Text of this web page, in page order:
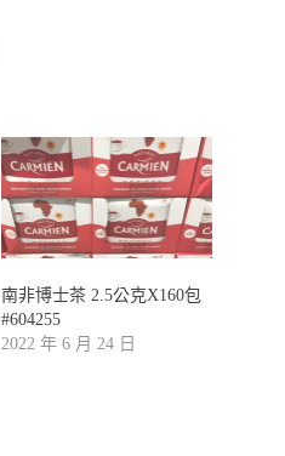
南非博士茶 2.5公克X160包
#604255
2022 年 6 月 24 日